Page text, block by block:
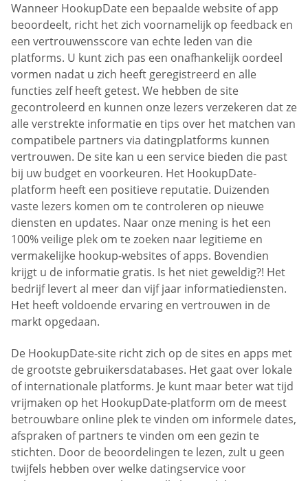
Wanneer HookupDate een bepaalde website of app
beoordeelt, richt het zich voornamelijk op feedback en
een vertrouwensscore van echte leden van die
platforms. U kunt zich pas een onafhankelijk oordeel
vormen nadat u zich heeft geregistreerd en alle
functies zelf heeft getest. We hebben de site
gecontroleerd en kunnen onze lezers verzekeren dat ze
alle verstrekte informatie en tips over het matchen van
compatibele partners via datingplatforms kunnen
vertrouwen. De site kan u een service bieden die past
bij uw budget en voorkeuren. Het HookupDate-
platform heeft een positieve reputatie. Duizenden
vaste lezers komen om te controleren op nieuwe
diensten en updates. Naar onze mening is het een
100% veilige plek om te zoeken naar legitieme en
vermakelijke hookup-websites of apps. Bovendien
krijgt u de informatie gratis. Is het niet geweldig?! Het
bedrijf levert al meer dan vijf jaar informatiediensten.
Het heeft voldoende ervaring en vertrouwen in de
markt opgedaan.
De HookupDate-site richt zich op de sites en apps met
de grootste gebruikersdatabases. Het gaat over lokale
of internationale platforms. Je kunt maar beter wat tijd
vrijmaken op het HookupDate-platform om de meest
betrouwbare online plek te vinden om informele dates,
afspraken of partners te vinden om een gezin te
stichten. Door de beoordelingen te lezen, zult u geen
twijfels hebben over welke datingservice voor